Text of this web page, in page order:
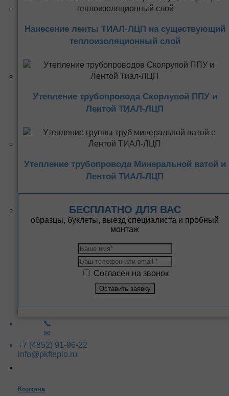
Нанесение ленты ТИАЛ-ЛЦП на существующий
теплоизоляционный слой
Утепление трубопровода Скорлупой ППУ и
Лентой ТИАЛ-ЛЦП
Утепление трубопровода Минеральной ватой и
Лентой ТИАЛ-ЛЦП
БЕСПЛАТНО ДЛЯ ВАС
образцы, буклеты, выезд специалиста и пробный
монтаж
Согласен на звонок
📞
✉
+7 (4852) 91-96-22
info@pkfteplo.ru
Корзина